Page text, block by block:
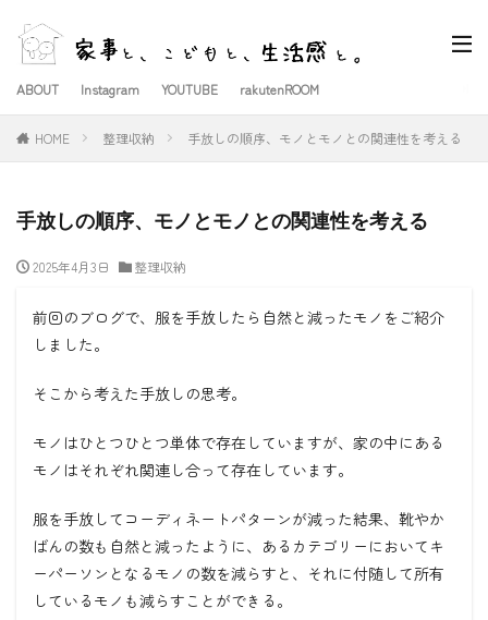
ABOUT Instagram YOUTUBE rakutenROOM
HOME 整理収納 手放しの順序、モノとモノとの関連性を考える
手放しの順序、モノとモノとの関連性を考える
2025年4月3日 整理収納
前回のブログで、服を手放したら自然と減ったモノをご紹介
しました。
そこから考えた手放しの思考。
モノはひとつひとつ単体で存在していますが、家の中にある
モノはそれぞれ関連し合って存在しています。
服を手放してコーディネートパターンが減った結果、靴やか
ばんの数も自然と減ったように、あるカテゴリーにおいてキ
ーパーソンとなるモノの数を減らすと、それに付随して所有
しているモノも減らすことができる。